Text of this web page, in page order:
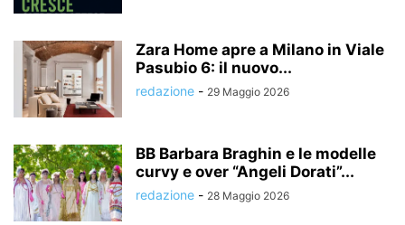
Zara Home apre a Milano in Viale
Pasubio 6: il nuovo...
redazione - 29 Maggio 2026
BB Barbara Braghin e le modelle
curvy e over “Angeli Dorati”...
redazione - 28 Maggio 2026